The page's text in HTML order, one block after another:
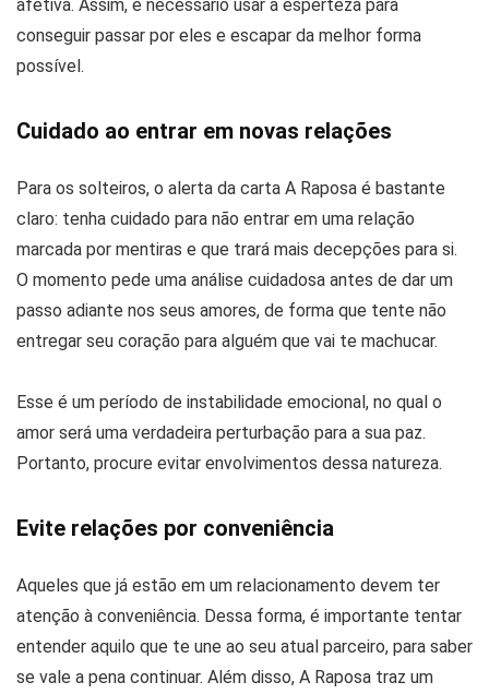
afetiva. Assim, é necessário usar a esperteza para
conseguir passar por eles e escapar da melhor forma
possível.
Cuidado ao entrar em novas relações
Para os solteiros, o alerta da carta A Raposa é bastante
claro: tenha cuidado para não entrar em uma relação
marcada por mentiras e que trará mais decepções para si.
O momento pede uma análise cuidadosa antes de dar um
passo adiante nos seus amores, de forma que tente não
entregar seu coração para alguém que vai te machucar.
Esse é um período de instabilidade emocional, no qual o
amor será uma verdadeira perturbação para a sua paz.
Portanto, procure evitar envolvimentos dessa natureza.
Evite relações por conveniência
Aqueles que já estão em um relacionamento devem ter
atenção à conveniência. Dessa forma, é importante tentar
entender aquilo que te une ao seu atual parceiro, para saber
se vale a pena continuar. Além disso, A Raposa traz um